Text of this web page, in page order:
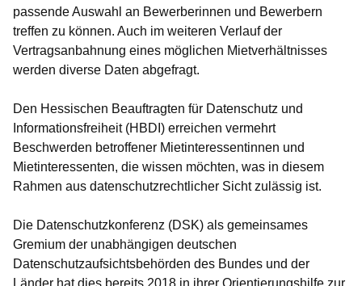
passende Auswahl an Bewerberinnen und Bewerbern
treffen zu können. Auch im weiteren Verlauf der
Vertragsanbahnung eines möglichen Mietverhältnisses
werden diverse Daten abgefragt.
Den Hessischen Beauftragten für Datenschutz und
Informationsfreiheit (HBDI) erreichen vermehrt
Beschwerden betroffener Mietinteressentinnen und
Mietinteressenten, die wissen möchten, was in diesem
Rahmen aus datenschutzrechtlicher Sicht zulässig ist.
Die Datenschutzkonferenz (DSK) als gemeinsames
Gremium der unabhängigen deutschen
Datenschutzaufsichtsbehörden des Bundes und der
Länder hat dies bereits 2018 in ihrer Orientierungshilfe zur